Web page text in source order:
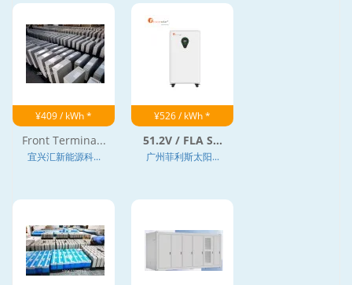
¥409 / kWh *
Front Termina...
宜兴汇新能源科...
¥526 / kWh *
51.2V / FLA S...
广州菲利斯太阳...